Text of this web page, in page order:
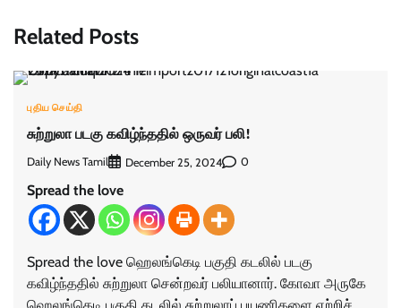
Related Posts
புதிய செய்தி
சுற்றுலா படகு கவிழ்ந்ததில் ஒருவர் பலி!
Daily News Tamil December 25, 2024 0
Spread the love
Spread the love ஹெலங்கெடி பகுதி கடலில் படகு
கவிழ்ந்ததில் சுற்றுலா சென்றவர் பலியானார். கோவா அருகே